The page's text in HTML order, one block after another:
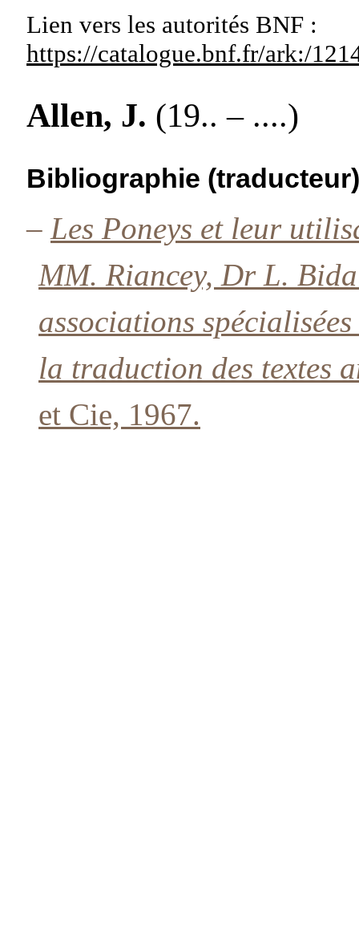
Lien vers les autorités BNF :
https://catalogue.bnf.fr/ark:/
Allen, J. (19.. – ....)
Bibliographie (traducteur)
– Les Poneys et leur
MM. Riancey, Dr L.
associations
la traduction des textes
et Cie, 1967.